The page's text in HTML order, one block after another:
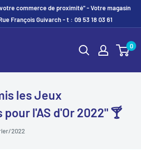
commerce de proximité" - Votre magasin
François Guivarch - t : 09 53 18 03 61
0
les Jeux
l'AS d'Or 2022" 🍸
2022